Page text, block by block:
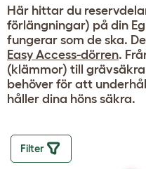
Här hittar du
förlängningar) på din
fungerar som de ska.
Easy Access-dörren.
(klämmor) till
behöver för att
håller dina höns säkra.
Filter